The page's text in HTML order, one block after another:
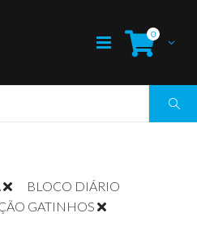
0
BLOCO DIÁRIO
GATINHOS